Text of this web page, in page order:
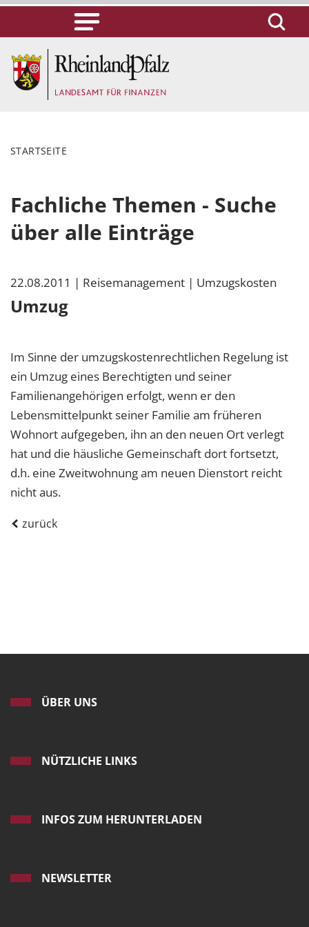
STARTSEITE
Fachliche Themen - Suche
über alle Einträge
22.08.2011 | Reisemanagement | Umzugskosten
Umzug
Im Sinne der umzugskostenrechtlichen Regelung ist
ein Umzug eines Berechtigten und seiner
Familienangehörigen erfolgt, wenn er den
Lebensmittelpunkt seiner Familie am früheren
Wohnort aufgegeben, ihn an den neuen Ort verlegt
hat und die häusliche Gemeinschaft dort fortsetzt,
d.h. eine Zweitwohnung am neuen Dienstort reicht
nicht aus.
zurück
ÜBER UNS
NÜTZLICHE LINKS
INFOS ZUM HERUNTERLADEN
NEWSLETTER